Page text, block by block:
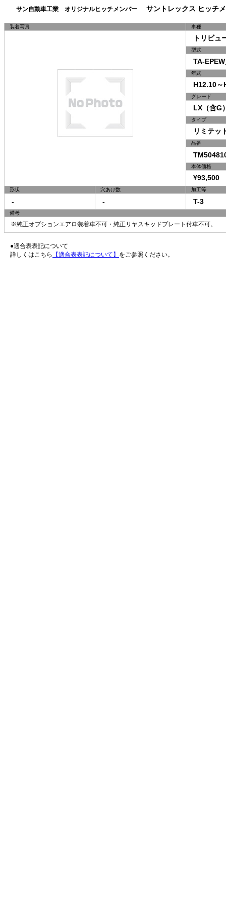
サン自動車工業 オリジナルヒッチメンバー サントレックス ヒッチ
装着写真 車種
トリビュ
型式
TA-EPEW
年式
H12.10～
グレード
LX（含G
タイプ
リミテッ
品番
本体価格
¥93,500
形状 穴あけ数 加工等
- - T-3
備考
※純正オプションエアロ装着車不可・純正リヤスキッドプレート付車不可。
●適合表表記について
詳しくはこちら
【適合表表記について】 をご参照ください。